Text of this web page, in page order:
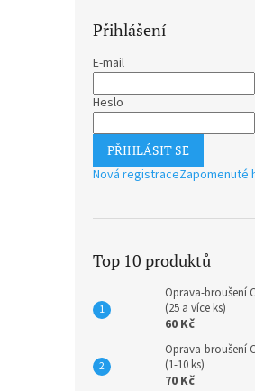
Přihlášení
E-mail
Heslo
PŘIHLÁSIT SE
Nová registraceZapomenuté
Top 10 produktů
Oprava-broušení
(25 a více ks)
60 Kč
Oprava-broušení
(1-10 ks)
70 Kč